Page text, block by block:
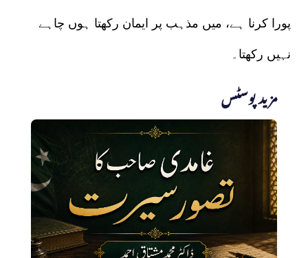
مزید پوسٹس
پورا کرنا ہے، میں مذہب پر ایمان رکھتا ہوں چاہے
نہیں رکھتا۔